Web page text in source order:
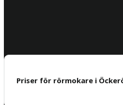
Priser för rörmokare i